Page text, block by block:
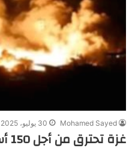
Mohamed Sayed 30 يوليو، 2025
غزة تحترق من أجل 150 أسيرًا و400 متر.